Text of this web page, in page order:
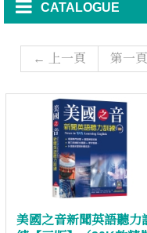
CATALOGUE
← 上一頁 第一頁
美國之音新聞英語聽力